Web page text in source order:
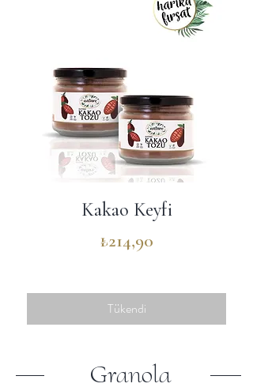
Kakao Keyfi
Fiyat
₺214,90
Tükendi
Granola